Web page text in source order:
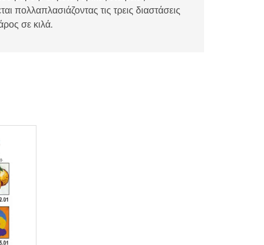
πολλαπλασιάζοντας τις τρεις διαστάσεις
σε κιλά.